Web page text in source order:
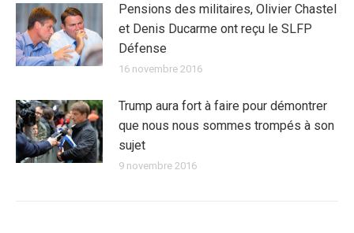
Pensions des militaires, Olivier Chastel
et Denis Ducarme ont reçu le SLFP
Défense
16 novembre 2016
Trump aura fort à faire pour démontrer
que nous nous sommes trompés à son
sujet
9 novembre 2016